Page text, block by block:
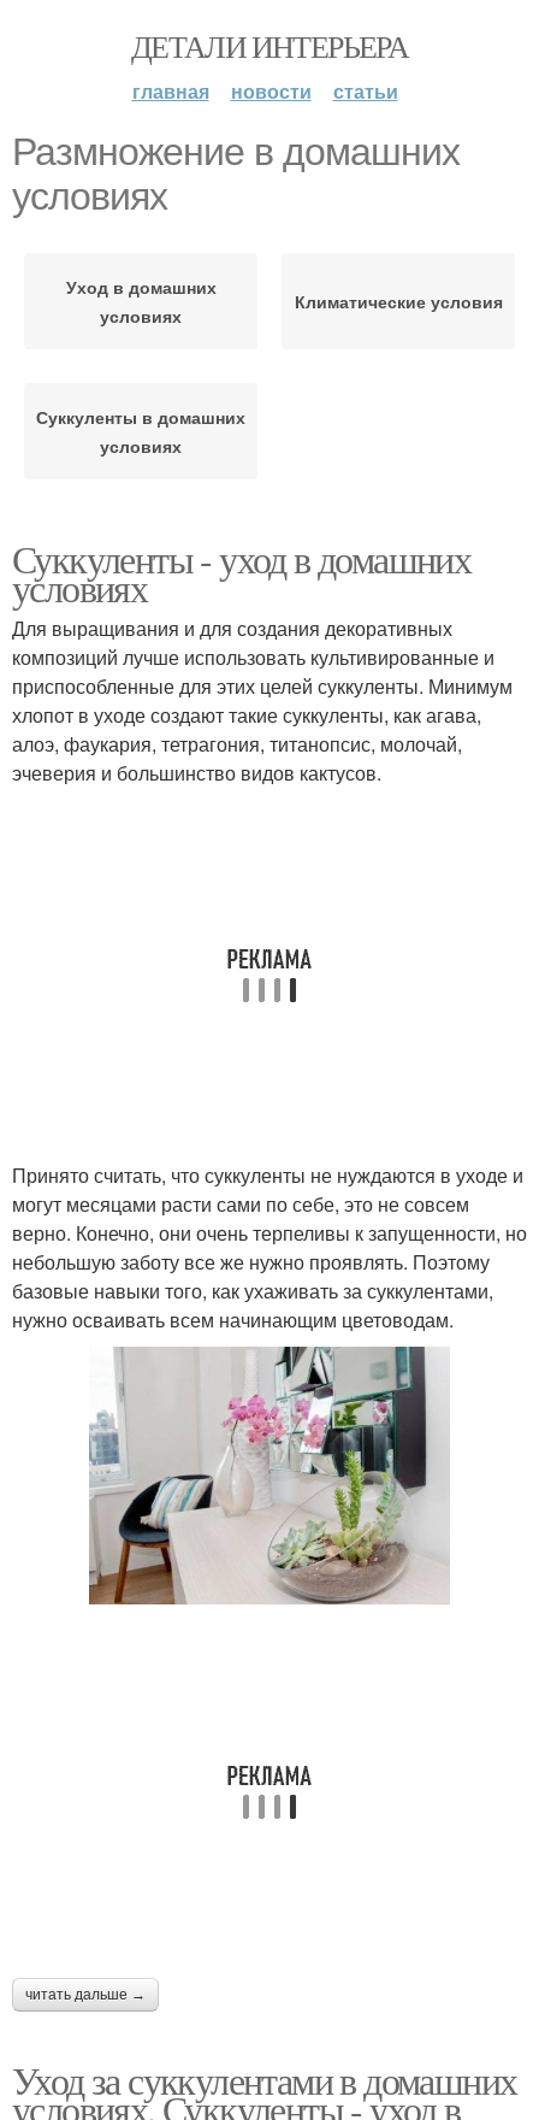
ДЕТАЛИ ИНТЕРЬЕРА
главная новости статьи
Размножение в домашних
условиях
Уход в домашних
условиях
Климатические условия
Суккуленты в домашних
условиях
Суккуленты - уход в домашних
условиях
Для выращивания и для создания декоративных
композиций лучше использовать культивированные и
приспособленные для этих целей суккуленты. Минимум
хлопот в уходе создают такие суккуленты, как агава,
алоэ, фаукария, тетрагония, титанопсис, молочай,
эчеверия и большинство видов кактусов.
Принято считать, что суккуленты не нуждаются в уходе и
могут месяцами расти сами по себе, это не совсем
верно. Конечно, они очень терпеливы к запущенности, но
небольшую заботу все же нужно проявлять. Поэтому
базовые навыки того, как ухаживать за суккулентами,
нужно осваивать всем начинающим цветоводам.
читать дальше →
Уход за суккулентами в домашних
условиях. Суккуленты - уход в